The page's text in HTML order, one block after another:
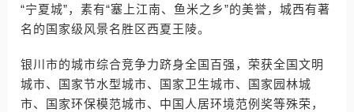
“宁夏城”，素有“塞上江南、鱼米之乡”的美誉，城西有著
名的国家级风景名胜区西夏王陵。
银川市的城市综合竞争力跻身全国百强，荣获全国文明
城市、国家节水型城市、国家卫生城市、国家园林城
市、国家环保模范城市、中国人居环境范例奖等殊荣，